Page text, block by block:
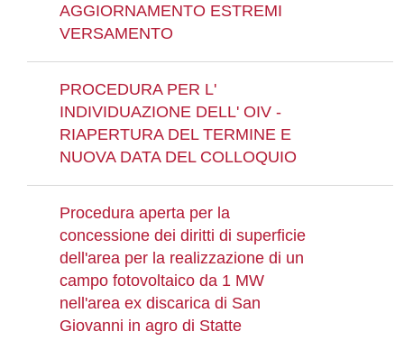
AGGIORNAMENTO ESTREMI
VERSAMENTO
PROCEDURA PER L'
INDIVIDUAZIONE DELL' OIV -
RIAPERTURA DEL TERMINE E
NUOVA DATA DEL COLLOQUIO
Procedura aperta per la
concessione dei diritti di superficie
dell'area per la realizzazione di un
campo fotovoltaico da 1 MW
nell'area ex discarica di San
Giovanni in agro di Statte